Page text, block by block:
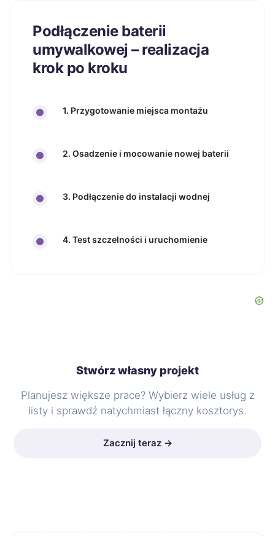
Podłączenie baterii
umywalkowej – realizacja
krok po kroku
1. Przygotowanie miejsca montażu
2. Osadzenie i mocowanie nowej baterii
3. Podłączenie do instalacji wodnej
4. Test szczelności i uruchomienie
Stwórz własny projekt
Planujesz większe prace? Wybierz wiele usług z
listy i sprawdź natychmiast łączny kosztorys.
Zacznij teraz →